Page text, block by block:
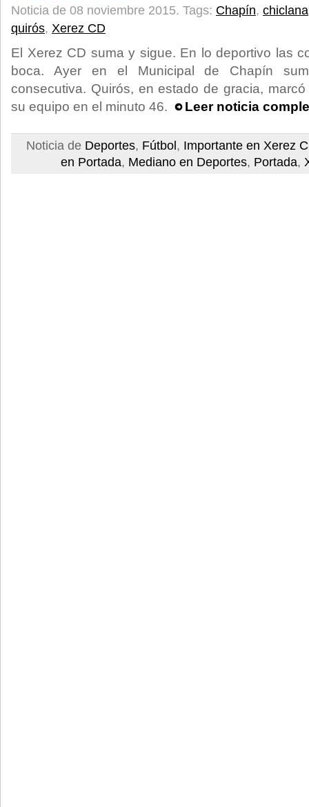
Noticia de 08 noviembre 2015. Tags: Chapín, chiclana
quirós, Xerez CD
El Xerez CD suma y sigue. En lo deportivo las
boca. Ayer en el Municipal de Chapín
consecutiva. Quirós, en estado de gracia,
su equipo en el minuto 46.
Leer noticia
Noticia de Deportes, Fútbol , Importante en Xerez
en Portada, Mediano en Deportes, Portada,